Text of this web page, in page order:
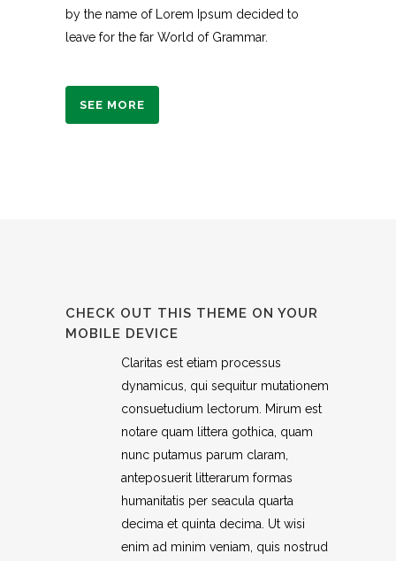
by the name of Lorem Ipsum decided to
leave for the far World of Grammar.
SEE MORE
CHECK OUT THIS THEME ON YOUR
MOBILE DEVICE
Claritas est etiam processus
dynamicus, qui sequitur mutationem
consuetudium lectorum. Mirum est
notare quam littera gothica, quam
nunc putamus parum claram,
anteposuerit litterarum formas
humanitatis per seacula quarta
decima et quinta decima. Ut wisi
enim ad minim veniam, quis nostrud